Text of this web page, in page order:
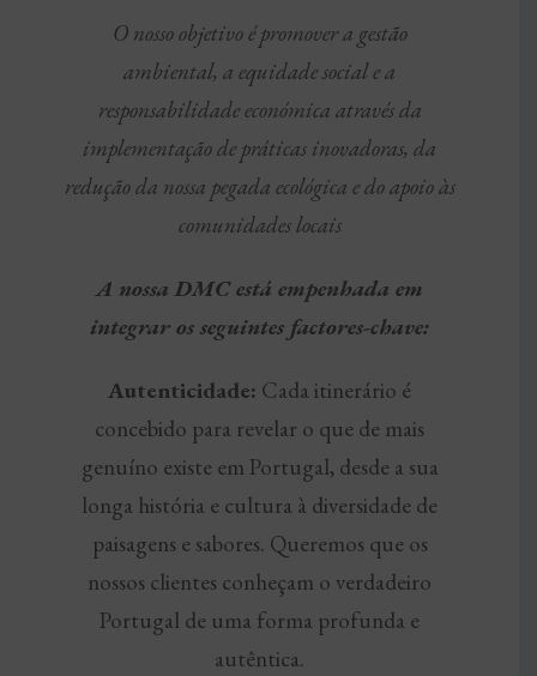
O nosso objetivo é promover a gestão
ambiental, a equidade social e a
responsabilidade económica através da
implementação de práticas inovadoras, da
redução da nossa pegada ecológica e do apoio às
comunidades locais
A nossa DMC está empenhada em
integrar os seguintes factores-chave:
Autenticidade: Cada itinerário é
concebido para revelar o que de mais
genuíno existe em Portugal, desde a sua
longa história e cultura à diversidade de
paisagens e sabores. Queremos que os
nossos clientes conheçam o verdadeiro
Portugal de uma forma profunda e
autêntica.